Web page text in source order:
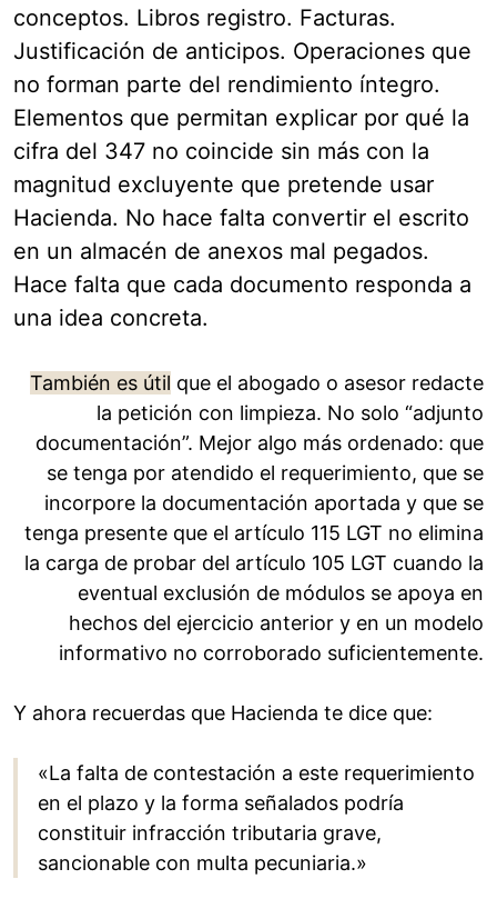
conceptos. Libros registro. Facturas.
Justificación de anticipos. Operaciones que
no forman parte del rendimiento íntegro.
Elementos que permitan explicar por qué la
cifra del 347 no coincide sin más con la
magnitud excluyente que pretende usar
Hacienda. No hace falta convertir el escrito
en un almacén de anexos mal pegados.
Hace falta que cada documento responda a
una idea concreta.
También es útil que el abogado o asesor redacte
la petición con limpieza. No solo “adjunto
documentación”. Mejor algo más ordenado: que
se tenga por atendido el requerimiento, que se
incorpore la documentación aportada y que se
tenga presente que el artículo 115 LGT no elimina
la carga de probar del artículo 105 LGT cuando la
eventual exclusión de módulos se apoya en
hechos del ejercicio anterior y en un modelo
informativo no corroborado suficientemente.
Y ahora recuerdas que Hacienda te dice que:
«La falta de contestación a este requerimiento
en el plazo y la forma señalados podría
constituir infracción tributaria grave,
sancionable con multa pecuniaria.»